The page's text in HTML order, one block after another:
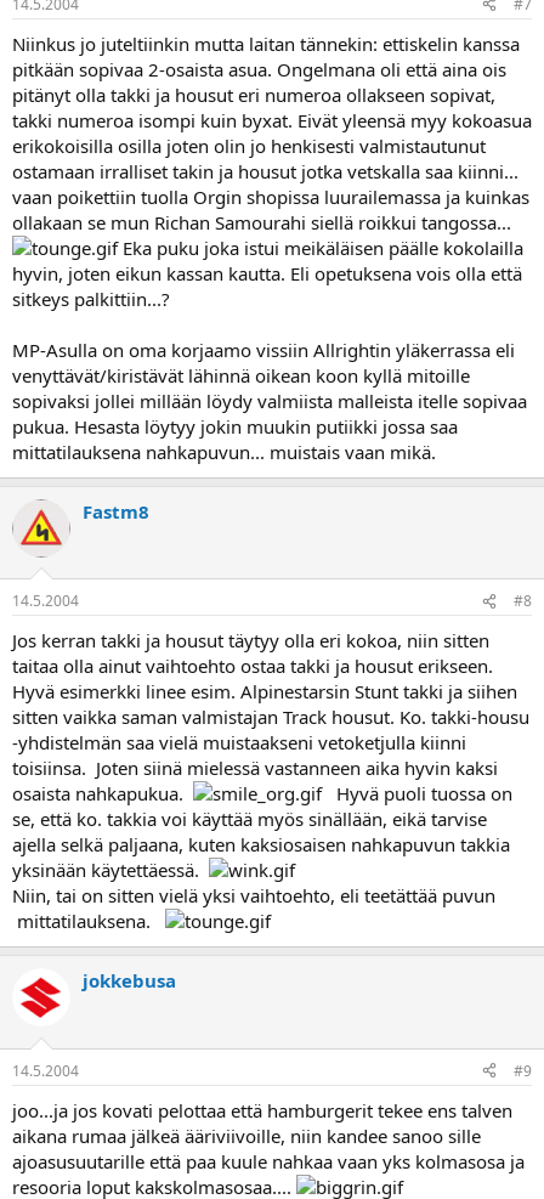
Niinkus jo juteltiinkin mutta laitan tännekin: ettiskelin kanssa
pitkään sopivaa 2-osaista asua. Ongelmana oli että aina ois
pitänyt olla takki ja housut eri numeroa ollakseen sopivat,
takki numeroa isompi kuin byxat. Eivät yleensä myy kokoasua
erikokoisilla osilla joten olin jo henkisesti valmistautunut
ostamaan irralliset takin ja housut jotka vetskalla saa kiinni...
vaan poikettiin tuolla Orgin shopissa luurailemassa ja kuinkas
ollakaan se mun Richan Samourahi siellä roikkui tangossa...
Eka puku joka istui meikäläisen päälle kokolailla
hyvin, joten eikun kassan kautta. Eli opetuksena vois olla että
sitkeys palkittiin...?
MP-Asulla on oma korjaamo vissiin Allrightin yläkerrassa eli
venyttävät/kiristävät lähinnä oikean koon kyllä mitoille
sopivaksi jollei millään löydy valmiista malleista itelle sopivaa
pukua. Hesasta löytyy jokin muukin putiikki jossa saa
mittatilauksena nahkapuvun... muistais vaan mikä.
Fastm8
14.5.2004 #8
Jos kerran takki ja housut täytyy olla eri kokoa, niin sitten
taitaa olla ainut vaihtoehto ostaa takki ja housut erikseen.
Hyvä esimerkki linee esim. Alpinestarsin Stunt takki ja siihen
sitten vaikka saman valmistajan Track housut. Ko. takki-housu
-yhdistelmän saa vielä muistaakseni vetoketjulla kiinni
toisiinsa. Joten siinä mielessä vastanneen aika hyvin kaksi
osaista nahkapukua.
Hyvä puoli tuossa on
se, että ko. takkia voi käyttää myös sinällään, eikä tarvise
ajella selkä paljaana, kuten kaksiosaisen nahkapuvun takkia
yksinään käytettäessä.
Niin, tai on sitten vielä yksi vaihtoehto, eli teetättää puvun
mittatilauksena.
jokkebusa
14.5.2004 #9
joo...ja jos kovati pelottaa että hamburgerit tekee ens talven
aikana rumaa jälkeä ääriviivoille, niin kandee sanoo sille
ajoasusuutarille että paa kuule nahkaa vaan yks kolmasosa ja
resooria loput kakskolmasosaa....